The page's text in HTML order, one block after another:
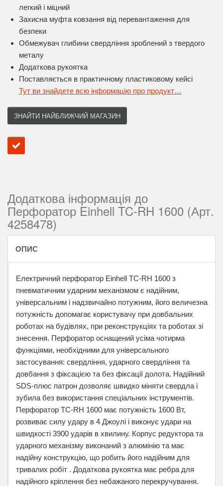
легкий і міцний
Захисна муфта ковзання від перевантаження для
безпеки
Обмежувач глибини свердління зроблений з твердого
металу
Додаткова рукоятка
Поставляється в практичному пластиковому кейсі
Тут ви знайдете всю інформацію про продукт…
ЗНАЙТИ НАЙБЛИЖЧИЙ МАГАЗИН
Додаткова інформація до
Перфоратор Einhell TC-RH 1600 (Арт.
4258478)
ОПИС
Електричний перфоратор Einhell TC-RH 1600 з
пневматичним ударним механізмом є надійним,
універсальним і надзвичайно потужним, його величезна
потужність допомагає користувачу при довбальних
роботах на будівлях, при реконструкціях та роботах зі
знесення. Перфоратор оснащений усіма чотирма
функціями, необхідними для універсального
застосування: свердління, ударного свердління та
довбання з фіксацією та без фіксації долота. Надійний
SDS-плюс патрон дозволяє швидко міняти свердла і
зубила без використання спеціальних інструментів.
Перфоратор TC-RH 1600 має потужність 1600 Вт,
розвиває силу удару в 4 Джоулі і виконує удари на
швидкості 3900 ударів в хвилину. Корпус редуктора та
ударного механізму виконаний з алюмінію та має
надійну конструкцію, що робить його надійним для
тривалих робіт . Додаткова рукоятка має ребра для
надійного кріплення без небажаного перекручування.